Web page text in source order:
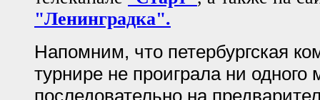
"Ленинградка".
Напомним, что петербургская
турнире не проиграла ни одного
последовательно на